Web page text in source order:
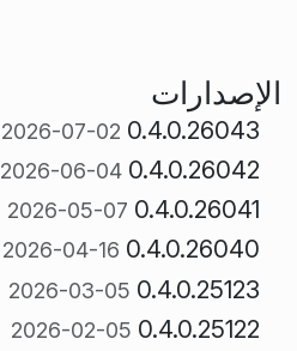
الإصدارات
0.4.0.26043
2026-07-02
0.4.0.26042
2026-06-04
0.4.0.26041
2026-05-07
0.4.0.26040
2026-04-16
0.4.0.25123
2026-03-05
0.4.0.25122
2026-02-05